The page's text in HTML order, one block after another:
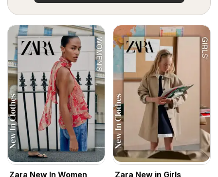
Zara New In Women Zara New in Girls